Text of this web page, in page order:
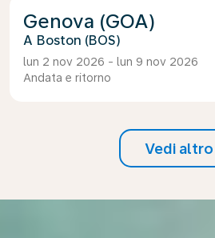
Genova (GOA)
Boston (BOS)
lun 2 nov 2026 - lun 9 nov 2026
Andata e ritorno
Vedi altro